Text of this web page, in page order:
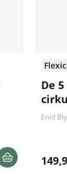
De
Enid